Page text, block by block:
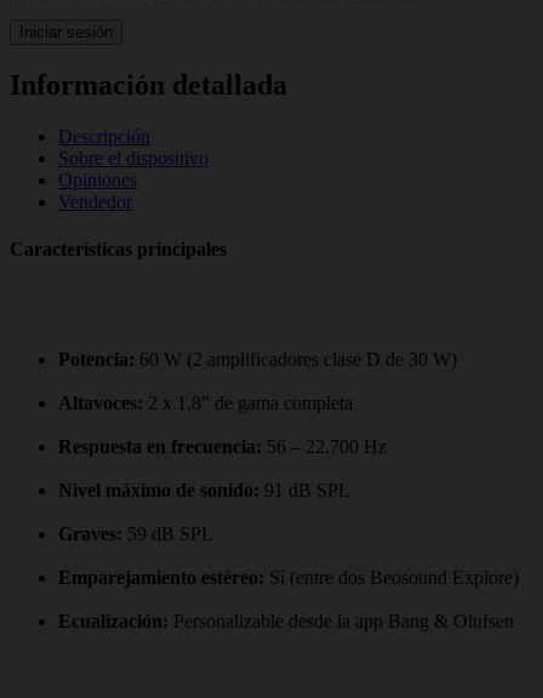
Iniciar sesión
Información detallada
Descripción
Sobre el dispositivo
Opiniones
Vendedor
Características principales
Potencia: 60 W (2 amplificadores clase D de 30 W)
Altavoces: 2 x 1,8” de gama completa
Respuesta en frecuencia: 56 – 22.700 Hz
Nivel máximo de sonido: 91 dB SPL
Graves: 59 dB SPL
Emparejamiento estéreo: Sí (entre dos Beosound Explore)
Ecualización: Personalizable desde la app Bang & Olufsen